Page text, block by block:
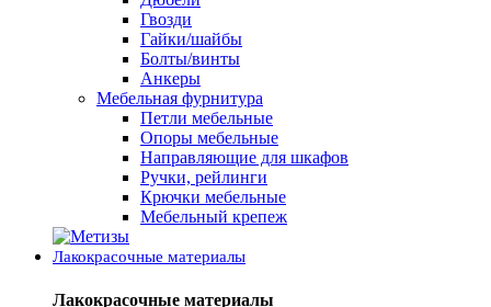
Гвозди
Гайки/шайбы
Болты/винты
Анкеры
Мебельная фурнитура
Петли мебельные
Опоры мебельные
Направляющие для шкафов
Ручки, рейлинги
Крючки мебельные
Мебельный крепеж
Лакокрасочные материалы
Лакокрасочные материалы